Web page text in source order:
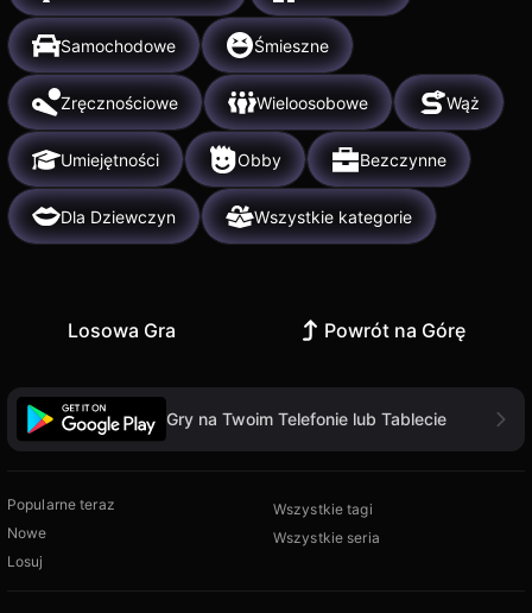
Samochodowe Śmieszne
Zręcznościowe Wieloosobowe Wąż
Umiejętności Obby Bezczynne
Dla Dziewczyn Wszystkie kategorie
Losowa Gra Powrót na Górę
Gry na Twoim Telefonie lub Tablecie
Popularne teraz
Nowe
Losuj
Wszystkie tagi
Wszystkie seria